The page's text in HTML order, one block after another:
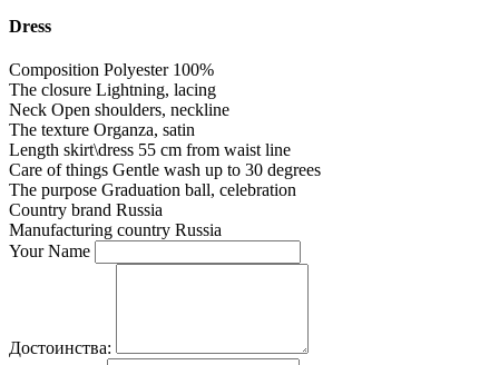
Dress
Composition Polyester 100%
The closure Lightning, lacing
Neck Open shoulders, neckline
The texture Organza, satin
Length skirt\dress 55 cm from waist line
Care of things Gentle wash up to 30 degrees
The purpose Graduation ball, celebration
Country brand Russia
Manufacturing country Russia
Your Name
Достоинства: